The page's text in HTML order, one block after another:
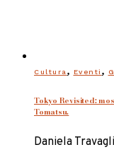
Cultura , Eventi ,
Tokyo Revisited:
Tomatsu.
Daniela